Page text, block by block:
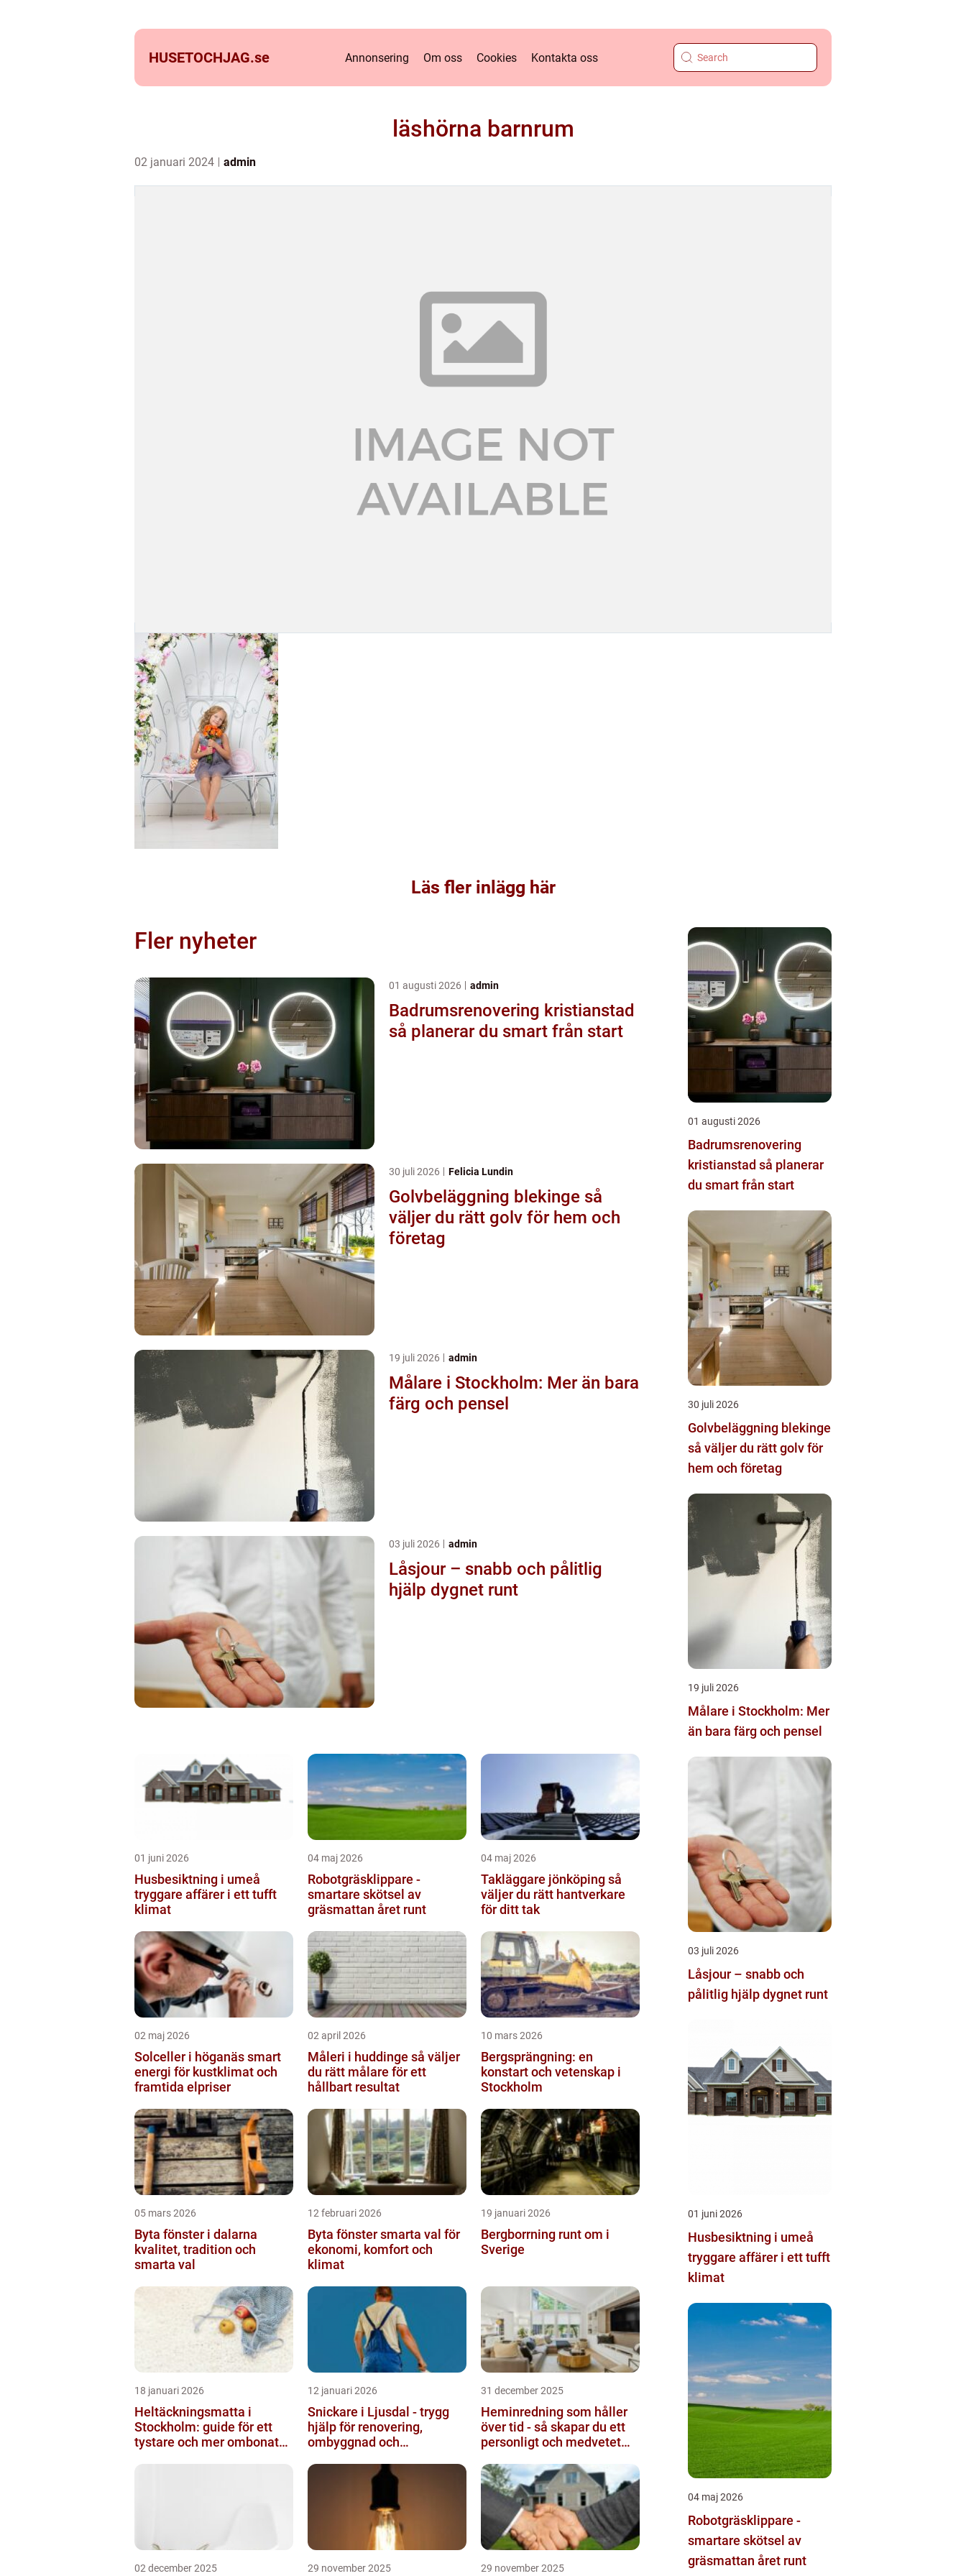
HUSETOCHJAG.se Annonsering Om oss Cookies Kontakta oss
läshörna barnrum
02 januari 2024 admin
Läs fler inlägg här
Fler nyheter
01 augusti 2026 admin
Badrumsrenovering kristianstad
så planerar du smart från start
30 juli 2026 Felicia Lundin
Golvbeläggning blekinge så
väljer du rätt golv för hem och
företag
19 juli 2026 admin
Målare i Stockholm: Mer än bara
färg och pensel
03 juli 2026 admin
Låsjour – snabb och pålitlig
hjälp dygnet runt
01 juni 2026
Husbesiktning i umeå
tryggare affärer i ett tufft
klimat
04 maj 2026
Robotgräsklippare -
smartare skötsel av
gräsmattan året runt
04 maj 2026
Takläggare jönköping så
väljer du rätt hantverkare
för ditt tak
02 maj 2026
Solceller i höganäs smart
energi för kustklimat och
framtida elpriser
02 april 2026
Måleri i huddinge så väljer
du rätt målare för ett
hållbart resultat
10 mars 2026
Bergsprängning: en
konstart och vetenskap i
Stockholm
05 mars 2026
Byta fönster i dalarna
kvalitet, tradition och
smarta val
12 februari 2026
Byta fönster smarta val för
ekonomi, komfort och
klimat
19 januari 2026
Bergborrning runt om i
Sverige
18 januari 2026
Heltäckningsmatta i
Stockholm: guide för ett
tystare och mer ombonat
12 januari 2026
Snickare i Ljusdal - trygg
hjälp för renovering,
ombyggnad och
31 december 2025
Heminredning som håller
över tid - så skapar du ett
personligt och medvetet
02 december 2025 29 november 2025 29 november 2025
01 augusti 2026
Badrumsrenovering
kristianstad så planerar
du smart från start
30 juli 2026
Golvbeläggning blekinge
så väljer du rätt golv för
hem och företag
19 juli 2026
Målare i Stockholm: Mer
än bara färg och pensel
03 juli 2026
Låsjour – snabb och
pålitlig hjälp dygnet runt
01 juni 2026
Husbesiktning i umeå
tryggare affärer i ett tufft
klimat
04 maj 2026
Robotgräsklippare -
smartare skötsel av
gräsmattan året runt